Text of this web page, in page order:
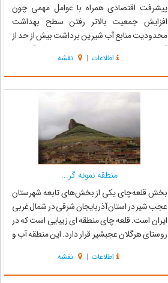
پیشرفت اقتصادی همراه با عوامل مهمی چون
افزایش جمعیت بالاتر رفتن سطح بهداشت
محدودیت منابع آب شیرین برداشت بیش از حد از
آبهای زیرزمینی و سرانجام هجوم جبهه‌های آب شور
به شیرین احداث سدهای مخزنی را در اولویت
کارهای عمرانی قرار میدهد . به همین ...
اطلاعات | نقشه
منطقه نمونه گر...
بخش قلعه‌چای یکی از بخش‌های تابعه شهرستان
عجب شیر در استان آذربایجان شرقی در شمال غربی
ایران است. قلعه چای منطقه ای زیبایی است که در
روستای هرگلان عجبشیر قرار دارد. این منطقه آب و
منحصر بفردی دارد. گور دخمه تاریخی نیگه چه،
روستای صخره ای چهار ب...
اطلاعات | نقشه